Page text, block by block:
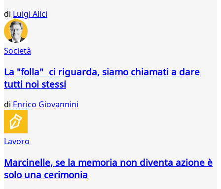
di Luigi Alici
Società
La "folla" ci riguarda, siamo chiamati a dare
tutti noi stessi
di Enrico Giovannini
Lavoro
Marcinelle, se la memoria non diventa azione è
solo una cerimonia